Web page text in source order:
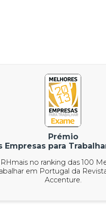
Prémio
Empresas para
no ranking das 100
em Portugal da
Accenture.